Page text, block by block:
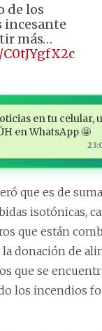
de los
incesante
más…
en tu celular,
en WhatsApp 🤩
que es de
isotónicas,
que están
donación de
que se
los incendios